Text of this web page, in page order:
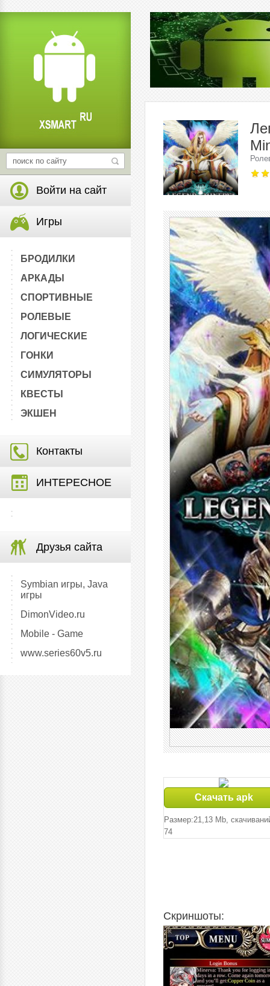
Войти на сайт
Игры
БРОДИЛКИ
АРКАДЫ
СПОРТИВНЫЕ
РОЛЕВЫЕ
ЛОГИЧЕСКИЕ
ГОНКИ
СИМУЛЯТОРЫ
КВЕСТЫ
ЭКШЕН
Контакты
ИНТЕРЕСНОЕ
Друзья сайта
Symbian игры, Java
игры
DimonVideo.ru
Mobile - Game
www.series60v5.ru
Скачать apk
Размер:21,13 Mb,
74
Скриншоты: